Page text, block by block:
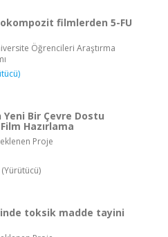
filmlerden 5-FU
Öğrencileri Araştırma
Bir Çevre Dostu
Hazırlama
Proje
(Yürütücü)
toksik madde tayini